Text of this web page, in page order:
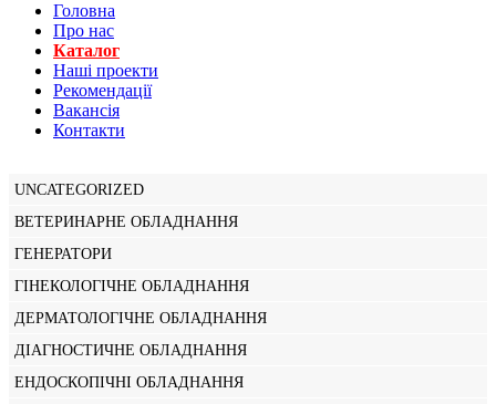
Головна
Про нас
Каталог
Нашi проекти
Рекомендації
Вакансiя
Контакти
UNCATEGORIZED
ВЕТЕРИНАРНЕ ОБЛАДНАННЯ
ГЕНЕРАТОРИ
ГІНЕКОЛОГІЧНЕ ОБЛАДНАННЯ
ДЕРМАТОЛОГІЧНЕ ОБЛАДНАННЯ
ДІАГНОСТИЧНЕ ОБЛАДНАННЯ
ЕНДОСКОПІЧНІ ОБЛАДНАННЯ